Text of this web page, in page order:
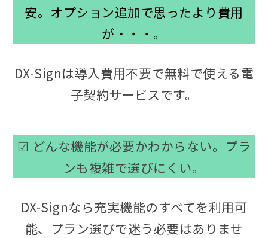
安。オプション追加で思ったより費用
が・・・。
DX-Signは導入費用不要で無料で使える電
子契約サービスです。
☑ どんな機能が必要かわからない。プラ
ンも複雑で選びにくい。
DX-Signなら充実機能のすべてを利用可
能、プラン選びで迷う必要はありませ